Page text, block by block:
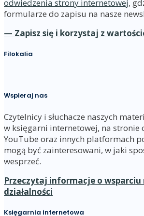
odwiedzenia strony internetowej,
formularze do zapisu na nasze
— Zapisz się i korzystaj z
Filokalia
Wspieraj nas
Czytelnicy i słuchacze naszych
w księgarni internetowej, na stronie
YouTube oraz innych platformach
mogą być zainteresowani, w jaki
wesprzeć.
Przeczytaj informacje o wsparciu
działalności
Księgarnia internetowa